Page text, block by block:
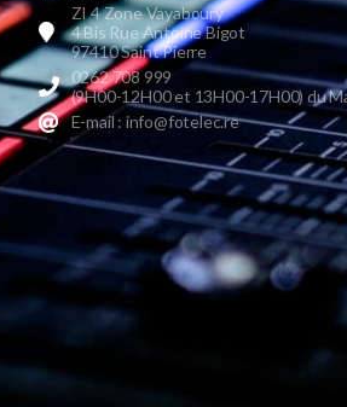
ZI 4 Zone Vayaboury
4 Bis Rue Antoine Bigot
97410 Saint Pierre
0262 708 999
(9H00-12H00 et 13H00-17H00) du
E-mail : info@fotelec.re